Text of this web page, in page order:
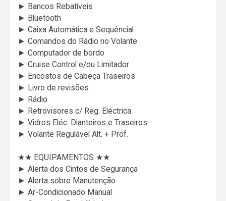
► Bancos Rebatíveis
► Bluetooth
► Caixa Automática e Sequêncial
► Comandos do Rádio no Volante
► Computador de bordo
► Cruise Control e/ou Limitador
► Encostos de Cabeça Traseiros
► Livro de revisões
► Rádio
► Retrovisores c/ Reg. Eléctrica
► Vidros Eléc. Dianteiros e Traseiros
► Volante Regulável Alt. + Prof.
★★ EQUIPAMENTOS ★★
► Alerta dos Cintos de Segurança
► Alerta sobre Manutenção
► Ar-Condicionado Manual